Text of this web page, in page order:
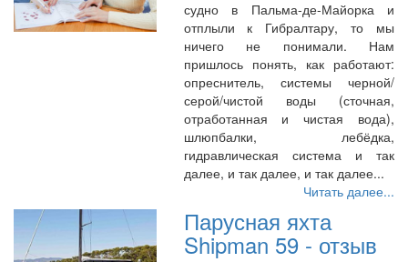
судно в Пальма-де-Майорка и
отплыли к Гибралтару, то мы
ничего не понимали. Нам
пришлось понять, как работают:
опреснитель, системы черной/
серой/чистой воды (сточная,
отработанная и чистая вода),
шлюпбалки, лебёдка,
гидравлическая система и так
далее, и так далее, и так далее...
Читать далее...
Парусная яхта
Shipman 59 - отзыв